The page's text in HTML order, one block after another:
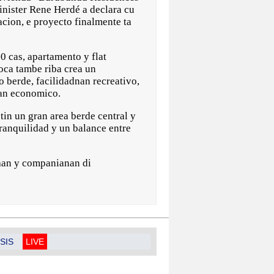
Rene Herdé a declara cu
e proyecto finalmente ta
cas, apartamento y flat
tambe riba crea un
berde, facilidadnan recreativo,
economico.
un gran area berde central y
y un balance entre
y companianan di
LIVE